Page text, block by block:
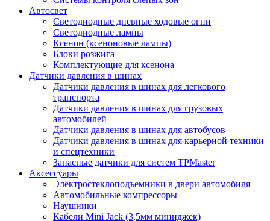
Автосвет
Светодиодные дневные ходовые огни
Светодиодные лампы
Ксенон (ксеноновые лампы)
Блоки розжига
Комплектующие для ксенона
Датчики давления в шинах
Датчики давления в шинах для легкового
транспорта
Датчики давления в шинах для грузовых
автомобилей
Датчики давления в шинах для автобусов
Датчики давления в шинах для карьерной техники
и спецтехники
Запасные датчики для систем TPMaster
Аксессуары
Электростеклоподъемники в двери автомобиля
Автомобильные компрессоры
Наушники
Кабели Mini Jack (3,5мм миниджек)